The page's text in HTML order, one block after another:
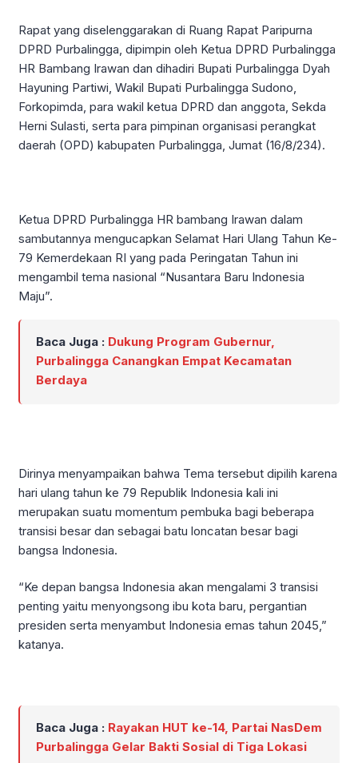
Rapat yang diselenggarakan di Ruang Rapat Paripurna
DPRD Purbalingga, dipimpin oleh Ketua DPRD Purbalingga
HR Bambang Irawan dan dihadiri Bupati Purbalingga Dyah
Hayuning Partiwi, Wakil Bupati Purbalingga Sudono,
Forkopimda, para wakil ketua DPRD dan anggota, Sekda
Herni Sulasti, serta para pimpinan organisasi perangkat
daerah (OPD) kabupaten Purbalingga, Jumat (16/8/234).
Ketua DPRD Purbalingga HR bambang Irawan dalam
sambutannya mengucapkan Selamat Hari Ulang Tahun Ke-
79 Kemerdekaan RI yang pada Peringatan Tahun ini
mengambil tema nasional “Nusantara Baru Indonesia
Maju”.
Baca Juga : Dukung Program Gubernur,
Purbalingga Canangkan Empat Kecamatan
Berdaya
Dirinya menyampaikan bahwa Tema tersebut dipilih karena
hari ulang tahun ke 79 Republik Indonesia kali ini
merupakan suatu momentum pembuka bagi beberapa
transisi besar dan sebagai batu loncatan besar bagi
bangsa Indonesia.
“Ke depan bangsa Indonesia akan mengalami 3 transisi
penting yaitu menyongsong ibu kota baru, pergantian
presiden serta menyambut Indonesia emas tahun 2045,”
katanya.
Baca Juga : Rayakan HUT ke-14, Partai NasDem
Purbalingga Gelar Bakti Sosial di Tiga Lokasi